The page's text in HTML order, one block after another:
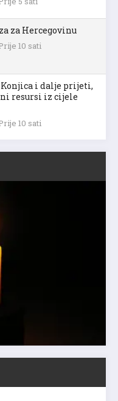
za Hercegovinu
10 sati
i dalje prijeti,
resursi iz cijele
10 sati